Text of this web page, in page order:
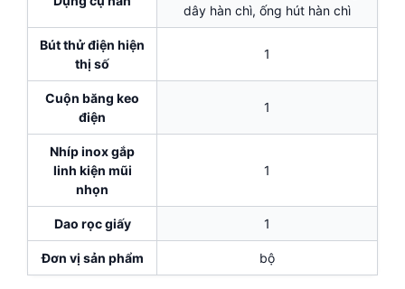
dây hàn chì, ống hút hàn chì
Bút thử điện hiện
thị số
1
Cuộn băng keo
điện
1
Nhíp inox gắp
linh kiện mũi
nhọn
1
Dao rọc giấy 1
Đơn vị sản phẩm bộ